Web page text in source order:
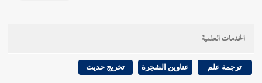
الخدمات العلمية
ترجمة علم عناوين الشجرة تخريج حديث